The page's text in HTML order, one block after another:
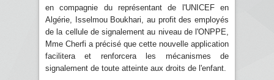
en compagnie du représentant de l'UNICEF en
Algérie, Isselmou Boukhari, au profit des employés
de la cellule de signalement au niveau de l'ONPPE,
Mme Cherfi a précisé que cette nouvelle application
facilitera et renforcera les mécanismes de
signalement de toute atteinte aux droits de l'enfant.